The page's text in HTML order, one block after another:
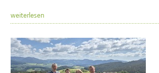
weiterlesen